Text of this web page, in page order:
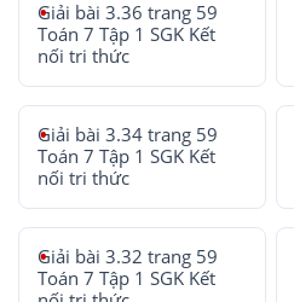
Giải bài 3.36 trang 59
Toán 7 Tập 1 SGK Kết
nối tri thức
Giải bài 3.34 trang 59
Toán 7 Tập 1 SGK Kết
nối tri thức
Giải bài 3.32 trang 59
Toán 7 Tập 1 SGK Kết